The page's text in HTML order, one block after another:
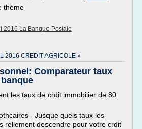
thème
2016 La Banque Postale
2016 CREDIT AGRICOLE »
Comparateur taux
les taux de crdit immobilier de 80
- Jusque quels taux les
rellement descendre pour votre crdit